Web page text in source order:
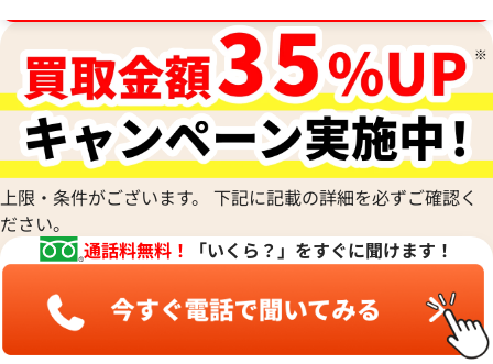
上限・条件がございます。 下記に記載の詳細を必ずご確認く
ださい。
通話料無料！
「いくら？」をすぐに聞けます！